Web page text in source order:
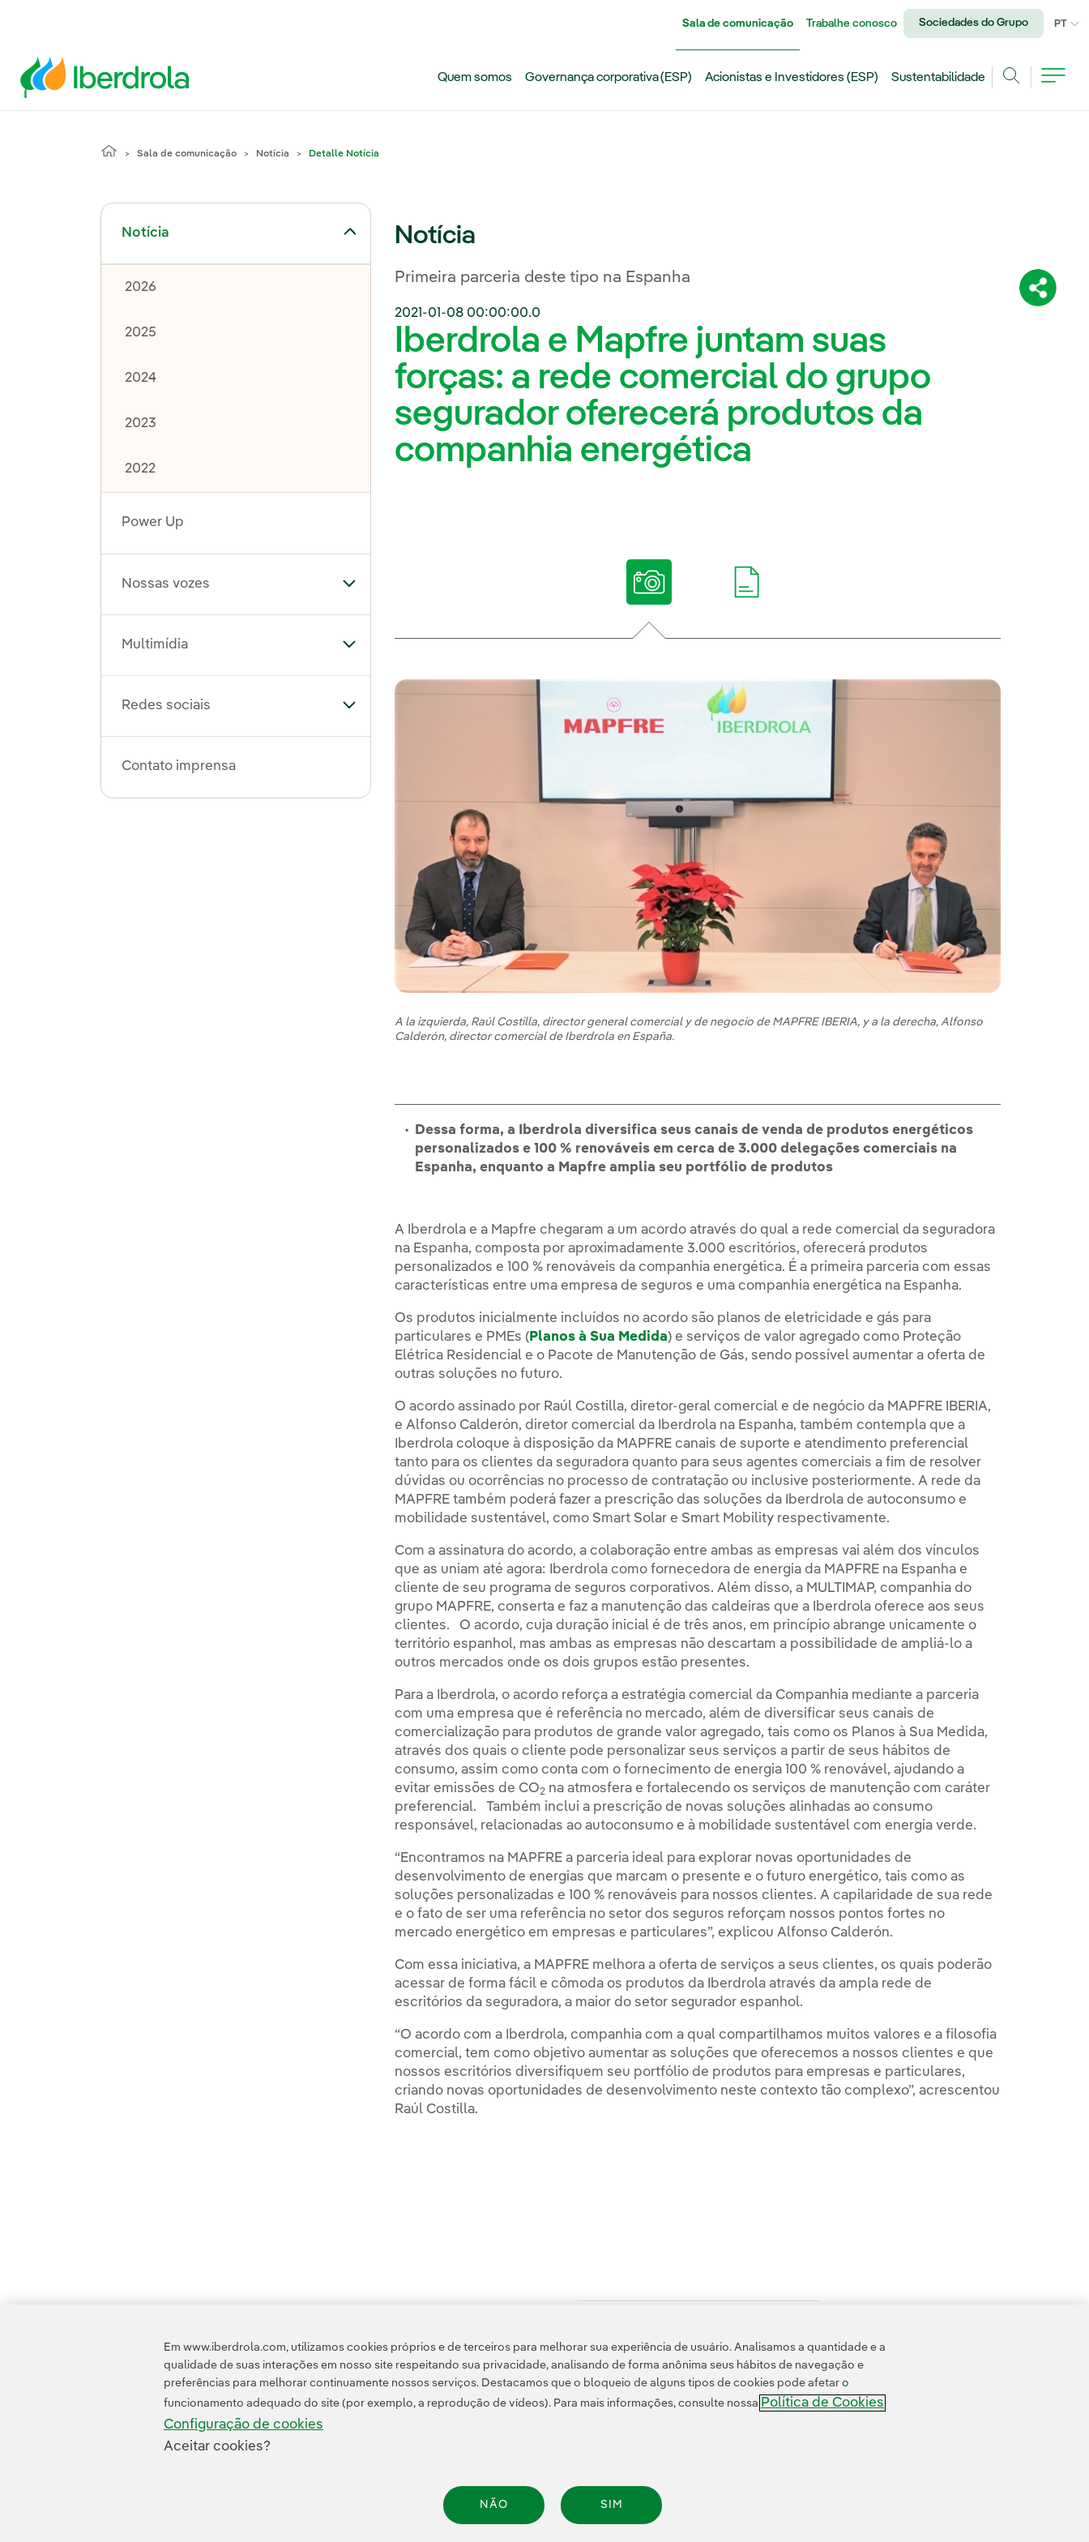
Sala de comunicação Trabalhe conosco Sociedades do Grupo PT
Quem somos Governança corporativa (ESP) Acionistas e Investidores (ESP)
Sustentabilidade
Sala de comunicação Notícia Detalle Notícia
Notícia
Alternar submenu de Notícia
2026
2025
2024
2023
2022
Power Up
Nossas vozes Alternar submenu de Nossas vozes
Multimídia Alternar submenu de Multimídia
Redes sociais Alternar submenu de Redes sociais
Contato imprensa
Notícia
Primeira parceria deste tipo na Espanha
2021-01-08 00:00:00.0
Iberdrola e Mapfre juntam suas
forças: a rede comercial do grupo
segurador oferecerá produtos da
companhia energética
A la izquierda, Raúl Costilla, director general comercial y de negocio de MAPFRE IBERIA, y a la derecha, Alfonso
Calderón, director comercial de Iberdrola en España.
Dessa forma, a Iberdrola diversifica seus canais de venda de produtos energéticos
personalizados e 100 % renováveis em cerca de 3.000 delegações comerciais na
Espanha, enquanto a Mapfre amplia seu portfólio de produtos
A Iberdrola e a Mapfre chegaram a um acordo através do qual a rede comercial da seguradora
na Espanha, composta por aproximadamente 3.000 escritórios, oferecerá produtos
personalizados e 100 % renováveis da companhia energética. É a primeira parceria com essas
características entre uma empresa de seguros e uma companhia energética na Espanha.
Os produtos inicialmente incluídos no acordo são planos de eletricidade e gás para
particulares e PMEs ( Planos à Sua Medida) e serviços de valor agregado como Proteção
Elétrica Residencial e o Pacote de Manutenção de Gás, sendo possível aumentar a oferta de
outras soluções no futuro.
O acordo assinado por Raúl Costilla, diretor-geral comercial e de negócio da MAPFRE IBERIA,
e Alfonso Calderón, diretor comercial da Iberdrola na Espanha, também contempla que a
Iberdrola coloque à disposição da MAPFRE canais de suporte e atendimento preferencial
tanto para os clientes da seguradora quanto para seus agentes comerciais a fim de resolver
dúvidas ou ocorrências no processo de contratação ou inclusive posteriormente. A rede da
MAPFRE também poderá fazer a prescrição das soluções da Iberdrola de autoconsumo e
mobilidade sustentável, como Smart Solar e Smart Mobility respectivamente.
Com a assinatura do acordo, a colaboração entre ambas as empresas vai além dos vínculos
que as uniam até agora: Iberdrola como fornecedora de energia da MAPFRE na Espanha e
cliente de seu programa de seguros corporativos. Além disso, a MULTIMAP, companhia do
grupo MAPFRE, conserta e faz a manutenção das caldeiras que a Iberdrola oferece aos seus
clientes. O acordo, cuja duração inicial é de três anos, em princípio abrange unicamente o
território espanhol, mas ambas as empresas não descartam a possibilidade de ampliá-lo a
outros mercados onde os dois grupos estão presentes.
Para a Iberdrola, o acordo reforça a estratégia comercial da Companhia mediante a parceria
com uma empresa que é referência no mercado, além de diversificar seus canais de
comercialização para produtos de grande valor agregado, tais como os Planos à Sua Medida,
através dos quais o cliente pode personalizar seus serviços a partir de seus hábitos de
consumo, assim como conta com o fornecimento de energia 100 % renovável, ajudando a
evitar emissões de CO2 na atmosfera e fortalecendo os serviços de manutenção com caráter
preferencial. Também inclui a prescrição de novas soluções alinhadas ao consumo
responsável, relacionadas ao autoconsumo e à mobilidade sustentável com energia verde.
“Encontramos na MAPFRE a parceria ideal para explorar novas oportunidades de
desenvolvimento de energias que marcam o presente e o futuro energético, tais como as
soluções personalizadas e 100 % renováveis para nossos clientes. A capilaridade de sua rede
e o fato de ser uma referência no setor dos seguros reforçam nossos pontos fortes no
mercado energético em empresas e particulares”, explicou Alfonso Calderón.
Com essa iniciativa, a MAPFRE melhora a oferta de serviços a seus clientes, os quais poderão
acessar de forma fácil e cômoda os produtos da Iberdrola através da ampla rede de
escritórios da seguradora, a maior do setor segurador espanhol.
“O acordo com a Iberdrola, companhia com a qual compartilhamos muitos valores e a filosofia
comercial, tem como objetivo aumentar as soluções que oferecemos a nossos clientes e que
nossos escritórios diversifiquem seu portfólio de produtos para empresas e particulares,
criando novas oportunidades de desenvolvimento neste contexto tão complexo”, acrescentou
Raúl Costilla.
Transparência no uso da IA Política de cookies
Em www.iberdrola.com, utilizamos cookies próprios e de terceiros para melhorar sua experiência de usuário. Analisamos a quantidade e a
qualidade de suas interações em nosso site respeitando sua privacidade, analisando de forma anônima seus hábitos de navegação e
preferências para melhorar continuamente nossos serviços. Destacamos que o bloqueio de alguns tipos de cookies pode afetar o
funcionamento adequado do site (por exemplo, a reprodução de vídeos). Para mais informações, consulte nossa Política de Cookies
Configuração de cookies
Aceitar cookies?
NÃO SIM